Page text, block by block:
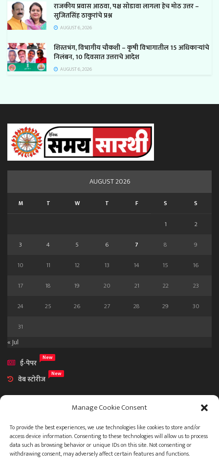
Manage Cookie Consent
To provide the best experiences, we use technologies like cookies to store and/or
access device information. Consenting to these technologies will allow us to process
data such as browsing behavior or unique IDs on this site. Not consenting or
withdrawing consent, may adversely affect certain features and functions.
राजकीय प्रवास आठवा, पक्ष सोडावा लागला हेच मोठ उत्तर –
सुजितसिंह ठाकुरांचे प्रश्न
AUGUST 6, 2026
शिस्तभंग, विभागीय चौकशी – कृषी विभागातील 15 अधिकाऱ्यांचे
निलंबन, 10 दिवसात उत्तराचे आदेश
AUGUST 6, 2026
AUGUST 2026
M T W T F S S
1
2
3
4 5 6 7 8
9
10
11 12 13 14 15
16
17
18 19 20 21 22
23
24
25 26 27 28 29
30
31
« Jul
ई-पेपर
New
वेब स्टोरीज New
आमच्या विषयी
संपर्क